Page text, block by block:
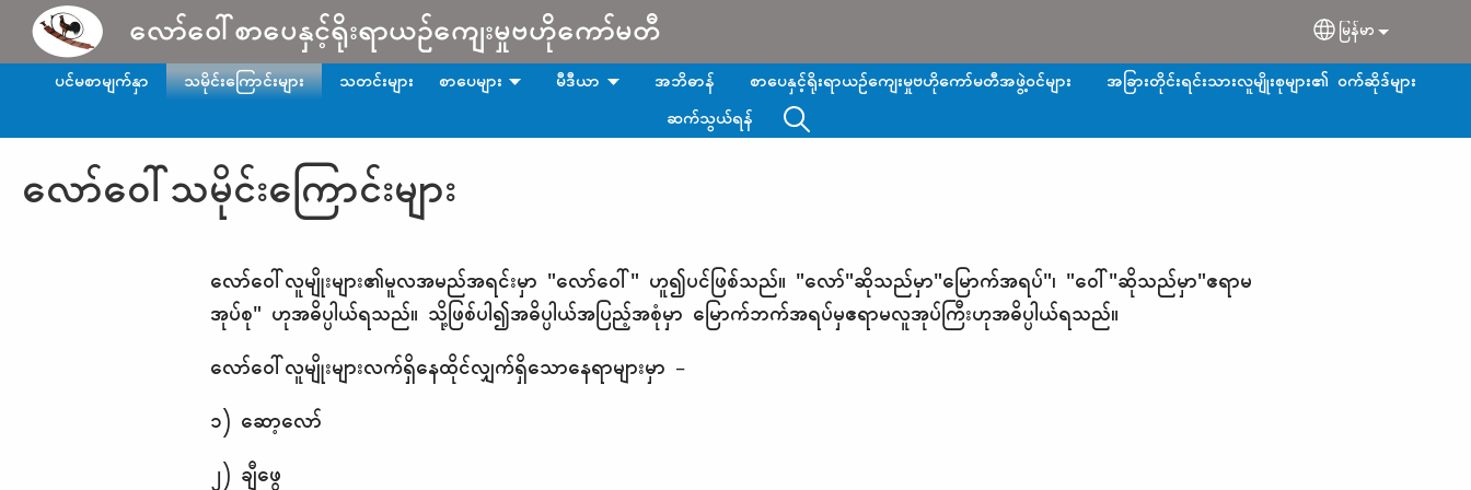
Skip to main contentလော်ဝေါ်စာပေနှင့်ရိုးရာယဉ်ကျေးမှုဗဟိုကော်မတီ Select your
မြန်မာ
ပင်မစာမျက်နှာ သမိုင်းကြောင်းများ သတင်းများ စာပေများ မီဒီယာ အဘိဓာန် စာပေနှင့်ရိုးရာယဉ်ကျေးမှုဗဟိုကော်မတီအဖွဲ့ဝင်များ
အခြားတိုင်းရင်းသားလူမျိုးစုများ၏ ဝက်ဆိုဒ်များ
ဆက်သွယ်ရန်
လော်ဝေါ်သမိုင်းကြောင်းများ
လော်ဝေါ်လူမျိုးများ၏မူလအမည်အရင်းမှာ "လော်ဝေါ်" ဟူ၍ပင်ဖြစ်သည်။ "လော်"ဆိုသည်မှာ"မြောက်အရပ်"၊ "ဝေါ်"ဆိုသည်မှာ"ဧရာမ
အုပ်စု" ဟုအဓိပ္ပါယ်ရသည်။ သို့ဖြစ်ပါ၍အဓိပ္ပါယ်အပြည့်အစုံမှာ မြောက်ဘက်အရပ်မှဧရာမလူအုပ်ကြီးဟုအဓိပ္ပါယ်ရသည်။
လော်ဝေါ်လူမျိုးများလက်ရှိနေထိုင်လျှက်ရှိသောနေရာများမှာ -
၁) ဆော့လော်
၂) ချီဖွေ